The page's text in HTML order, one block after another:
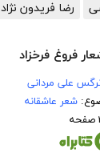
رضا فریدون نژاد
فروغ فرخزاد
علی مردانی
شعر عاشقانه